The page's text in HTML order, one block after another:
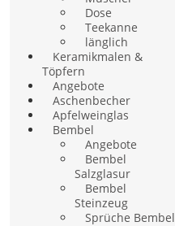
Dose
Teekanne
länglich
Keramikmalen &
Töpfern
Angebote
Aschenbecher
Apfelweinglas
Bembel
Angebote
Bembel
Salzglasur
Bembel
Steinzeug
Sprüche Bembel